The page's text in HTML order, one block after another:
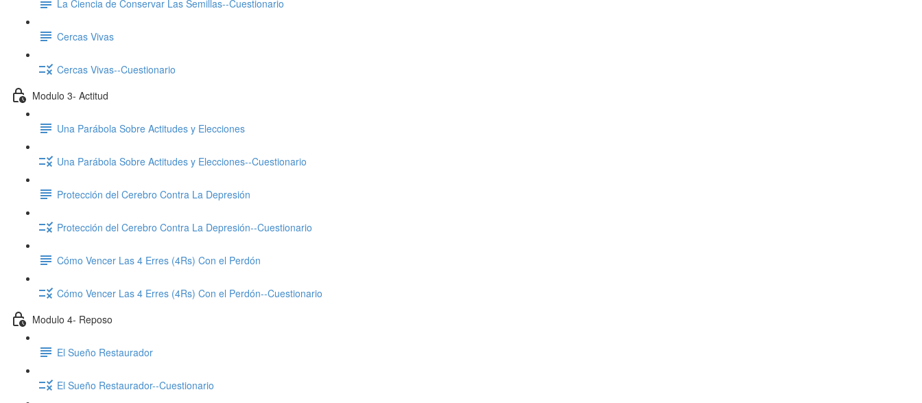
La Ciencia de Conservar Las Semillas--Cuestionario
Cercas Vivas
Cercas Vivas--Cuestionario
Modulo 3- Actitud
Una Parábola Sobre Actitudes y Elecciones
Una Parábola Sobre Actitudes y Elecciones--Cuestionario
Protección del Cerebro Contra La Depresión
Protección del Cerebro Contra La Depresión--Cuestionario
Cómo Vencer Las 4 Erres (4Rs) Con el Perdón
Cómo Vencer Las 4 Erres (4Rs) Con el Perdón--Cuestionario
Modulo 4- Reposo
El Sueño Restaurador
El Sueño Restaurador--Cuestionario